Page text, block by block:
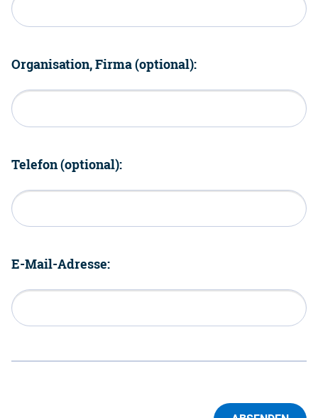
Organisation, Firma (optional):
Telefon (optional):
E-Mail-Adresse: